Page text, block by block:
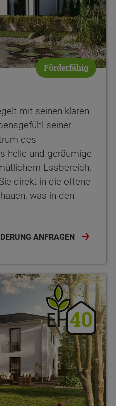
Förderfähig
mit seinen klaren
seiner
des
helle und geräumige
Essbereich.
direkt in die offene
was in den
ANFRAGEN